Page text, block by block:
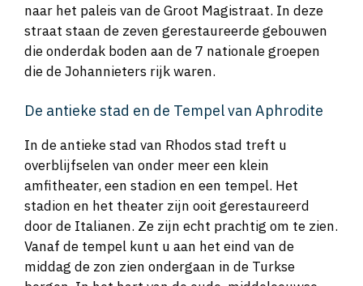
naar het paleis van de Groot Magistraat. In deze
straat staan de zeven gerestaureerde gebouwen
die onderdak boden aan de 7 nationale groepen
die de Johannieters rijk waren.
De antieke stad en de Tempel van Aphrodite
In de antieke stad van Rhodos stad treft u
overblijfselen van onder meer een klein
amfitheater, een stadion en een tempel. Het
stadion en het theater zijn ooit gerestaureerd
door de Italianen. Ze zijn echt prachtig om te zien.
Vanaf de tempel kunt u aan het eind van de
middag de zon zien ondergaan in de Turkse